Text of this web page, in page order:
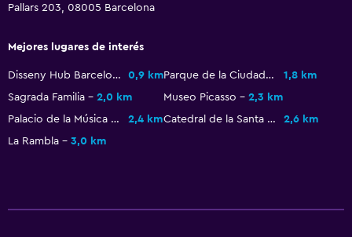
Salud y seguridad
Pallars 203, 08005 Barcelona
Mejores lugares de interés
Disseny Hub Barcelona (DHUB) 0,9 km Parque de la Ciudadela
1,8 km
Sagrada Familia
2,0 km Museo Picasso
2,3 km
Palacio de la Música Catalana
2,4 km Catedral de la Santa Cruz y Santa Eulalia de Barcelona
2,6 km
La Rambla
3,0 km